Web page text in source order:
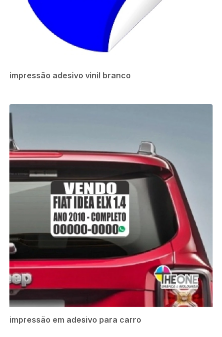
impressão adesivo vinil branco
impressão em adesivo para carro